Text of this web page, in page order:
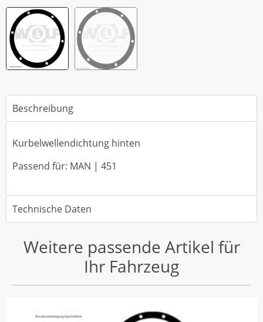
Beschreibung
Kurbelwellendichtung hinten
Passend für: MAN | 451
Technische Daten
Weitere passende Artikel für
Ihr Fahrzeug